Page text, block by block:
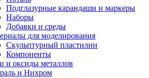
Подглазурные карандаши и маркеры
Наборы
Добавки и среды
для моделирования
Скульптурный пластилин
Компоненты
и оксиды металлов
и Нихром